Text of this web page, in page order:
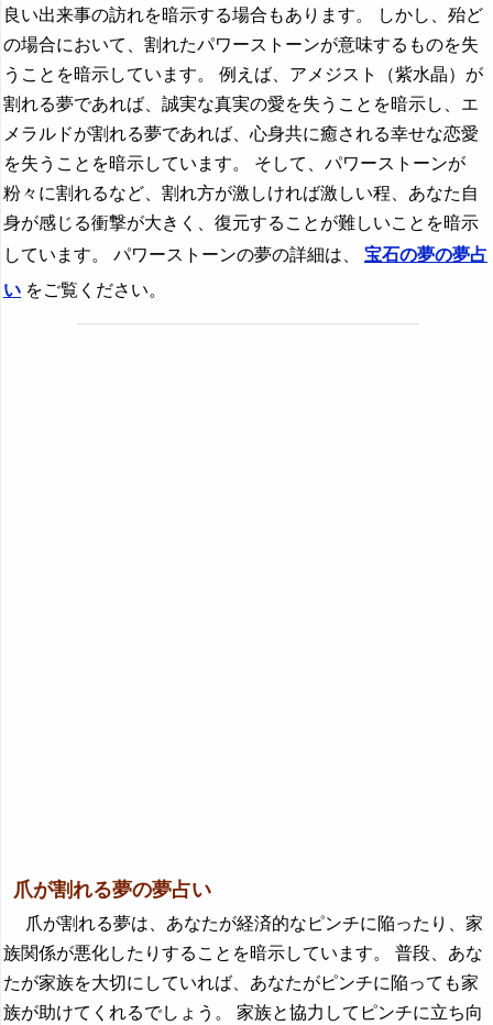
良い出来事の訪れを暗示する場合もあります。 しかし、殆ど
の場合において、割れたパワーストーンが意味するものを失
うことを暗示しています。 例えば、アメジスト（紫水晶）が
割れる夢であれば、誠実な真実の愛を失うことを暗示し、エ
メラルドが割れる夢であれば、心身共に癒される幸せな恋愛
を失うことを暗示しています。 そして、パワーストーンが
粉々に割れるなど、割れ方が激しければ激しい程、あなた自
身が感じる衝撃が大きく、復元することが難しいことを暗示
しています。 パワーストーンの夢の詳細は、 宝石の夢の夢占
い をご覧ください。
爪が割れる夢の夢占い
爪が割れる夢は、あなたが経済的なピンチに陥ったり、家
族関係が悪化したりすることを暗示しています。 普段、あな
たが家族を大切にしていれば、あなたがピンチに陥っても家
族が助けてくれるでしょう。 家族と協力してピンチに立ち向